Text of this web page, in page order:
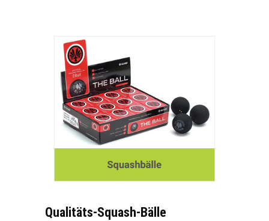
Qualitäts-Squash-Bälle